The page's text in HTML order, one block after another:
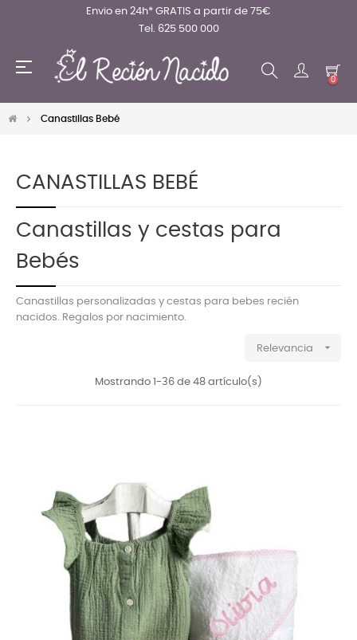
Envio en 24h* GRATIS a partir de 75€
Tel. 625 500 000
Navegación
☰
0
Canastillas Bebé
CANASTILLAS BEBÉ
Canastillas y cestas para
Bebés
Canastillas personalizadas y cestas para bebes recién
nacidos. Regalos por nacimiento.
Relevancia 
Mostrando 1-36 de 48 artículo(s)